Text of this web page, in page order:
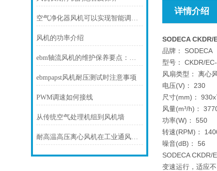
空气净化器风机可以实现智能调节风速和运行模式
风机的功率介绍
ebm轴流风机的维护保养要点：清洁、检查与确保持续高效运行
ebmpapst风机耐压测试时注意事项
PWM调速如何接线
从传统空气处理机组到风机墙
耐高温高压离心风机在工业通风方面发挥着重要作用
详情介绍
SODECA CKDR/
品牌： SODECA
型号： CKDR/
风扇类型： 离心
电压(V)： 230
尺寸(mm)：
风量(m³/h)：
功率(W)： 550
转速(RPM)：
噪音(dB)： 56
SODECA CKDR/
变速运行，适应